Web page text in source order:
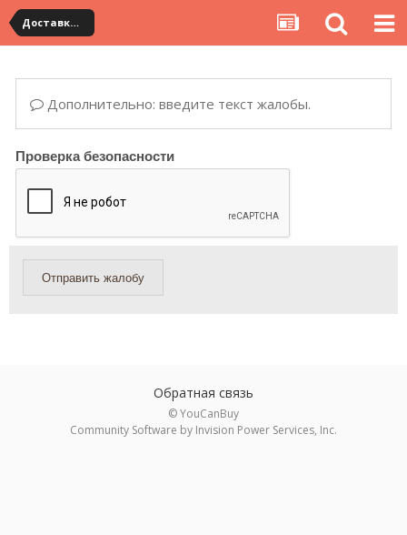
Доставка товара по Китаю
Дополнительно: введите текст жалобы.
Проверка безопасности
Отправить жалобу
Обратная связь
© YouCanBuy
Community Software by Invision Power Services, Inc.